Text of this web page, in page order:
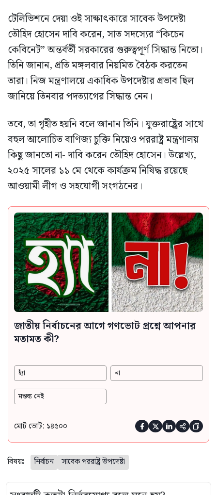
টেলিভিশনে দেয়া ওই সাক্ষাৎকারে সাবেক উপদেষ্টা
তৌহিদ হোসেন দাবি করেন, সাত সদস্যের “কিচেন
কেবিনেট” অন্তর্বর্তী সরকারের গুরুত্বপূর্ণ সিদ্ধান্ত নিতো।
তিনি জানান, প্রতি মঙ্গলবার নিয়মিত বৈঠক করতেন
তারা। নিজ মন্ত্রণালয়ে একাধিক উপদেষ্টার প্রভাব ছিল
জানিয়ে তিনবার পদত্যাগের সিদ্ধান্ত নেন।
তবে, তা গৃহীত হয়নি বলে জানান তিনি। যুক্তরাষ্ট্র্রের সাথে
বহুল আলোচিত বাণিজ্য চুক্তি নিয়েও পররাষ্ট্র মন্ত্রণালয়
কিছু জানতো না- দাবি করেন তৌহিদ হোসেন। উল্লেখ্য,
২০২৫ সালের ১১ মে থেকে কার্যক্রম নিষিদ্ধ রয়েছে
আওয়ামী লীগ ও সহযোগী সংগঠনের।
জাতীয় নির্বাচনের আগে গণভোট প্রশ্নে আপনার
মতামত কী?
হ্যাঁ না
মন্তব্য নেই
মোট ভোট: ১৪৫০০     
বিষয়ঃ নির্বাচন সাবেক পররাষ্ট্র উপদেষ্টা